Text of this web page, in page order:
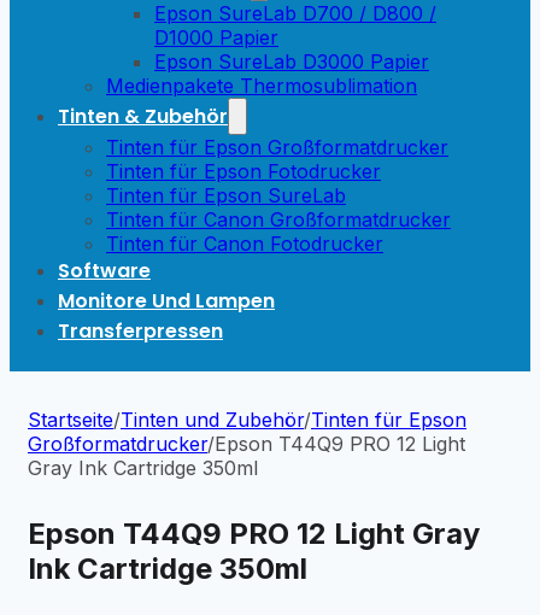
Epson SureLab D700 / D800 /
D1000 Papier
Epson SureLab D3000 Papier
Medienpakete Thermosublimation
Tinten & Zubehör
Tinten für Epson Großformatdrucker
Tinten für Epson Fotodrucker
Tinten für Epson SureLab
Tinten für Canon Großformatdrucker
Tinten für Canon Fotodrucker
Software
Monitore Und Lampen
Transferpressen
Startseite/Tinten und Zubehör/Tinten für Epson
Großformatdrucker/Epson T44Q9 PRO 12 Light
Gray Ink Cartridge 350ml
Epson T44Q9 PRO 12 Light Gray
Ink Cartridge 350ml